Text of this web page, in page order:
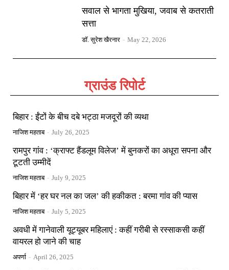
सवाल से भागता मुखिया, जवाब से कतराती
सत्ता
डॉ. सुरेश खैरनार - May 22, 2026
ग्राउंड रिपोर्ट
बिहार : ईंटों के बीच दबे भट्ठा मजदूरों की व्यथा
नाजिश महताब - July 26, 2025
रामपुर गांव : ‘क्राफ्ट हैंडलूम विलेज’ में बुनकरों का अधूरा सपना और
टूटती उम्मीदें
नाजिश महताब - July 9, 2025
बिहार में ‘हर घर नल का जल’ की हकीकत : बरमा गांव की प्यास
नाजिश महताब - July 5, 2025
अवधी में गानेवाली यूट्यूबर महिलाएं : कहीं गरीबी से रस्साकसी कहीं
वायरल हो जाने की चाह
अपर्णा - April 26, 2025